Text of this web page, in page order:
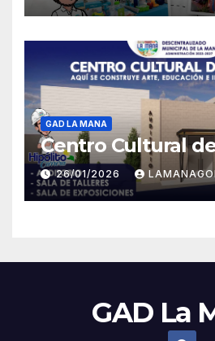
GAD LA MANA
Centro Cultural
26/01/2026
GAD La